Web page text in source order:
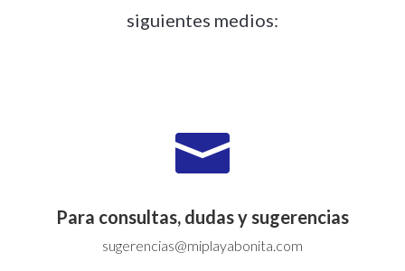
siguientes medios:

Para consultas, dudas y sugerencias
sugerencias@miplayabonita.com